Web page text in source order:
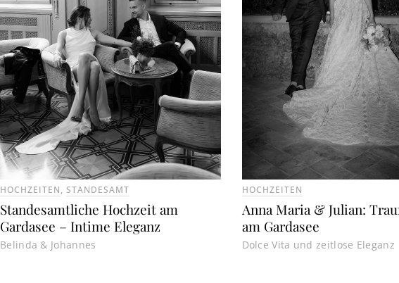
HOCHZEITEN, STANDESAMT
Standesamtliche Hochzeit am
Gardasee – Intime Eleganz
Belinda & Johannes
HOCHZEITEN
Anna Maria & Julian:
am Gardasee
Dolce Vita und zeitlose Eleganz